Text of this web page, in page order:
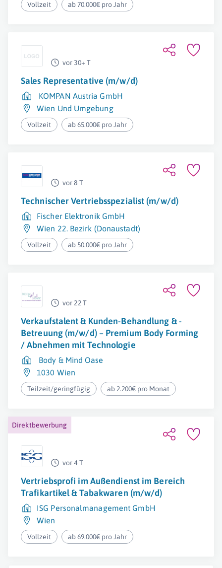
Vollzeit ab 70.000€ pro Jahr
vor 30+ T
Sales Representative (m/w/d)
KOMPAN Austria GmbH
Wien Und Umgebung
Vollzeit ab 65.000€ pro Jahr
vor 8 T
Technischer Vertriebsspezialist (m/w/d)
Fischer Elektronik GmbH
Wien 22. Bezirk (Donaustadt)
Vollzeit ab 50.000€ pro Jahr
vor 22 T
Verkaufstalent & Kunden-Behandlung & -
Betreuung (m/w/d) – Premium Body Forming
/ Abnehmen mit Technologie
Body & Mind Oase
1030 Wien
Teilzeit/geringfügig ab 2.200€ pro Monat
Direktbewerbung
vor 4 T
Vertriebsprofi im Außendienst im Bereich
Trafikartikel & Tabakwaren (m/w/d)
ISG Personalmanagement GmbH
Wien
Vollzeit ab 69.000€ pro Jahr